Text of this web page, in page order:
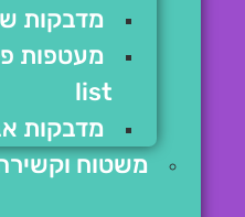
מדבקות
list
מדבקות
משטוח וקשירה